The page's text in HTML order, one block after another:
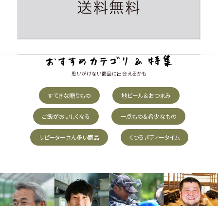
思いがけない商品に出会えるかも
すてきな贈りもの 地ビール＆おつまみ
ご飯がおいしくなる 一点もの＆希少なもの
リピーターさん多い商品 くつろぎティータイム